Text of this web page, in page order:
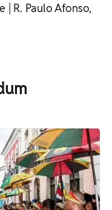
| R. Paulo Afonso,